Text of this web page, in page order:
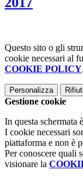
Questo sito o gli
cookie necessari al
COOKIE POLICY.
Personalizza
Gestione cookie
In questa schermata
I cookie necessari
piattaforma e non è
Per conoscere quali
visionare la